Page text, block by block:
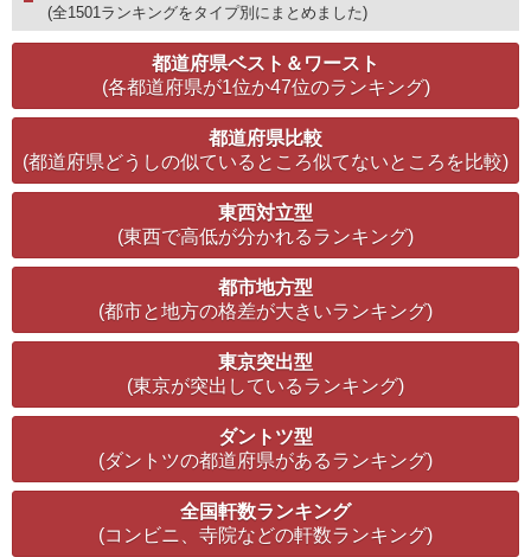
(全1501ランキングをタイプ別にまとめました)
都道府県ベスト＆ワースト
(各都道府県が1位か47位のランキング)
都道府県比較
(都道府県どうしの似ているところ似てないところを比較)
東西対立型
(東西で高低が分かれるランキング)
都市地方型
(都市と地方の格差が大きいランキング)
東京突出型
(東京が突出しているランキング)
ダントツ型
(ダントツの都道府県があるランキング)
全国軒数ランキング
(コンビニ、寺院などの軒数ランキング)